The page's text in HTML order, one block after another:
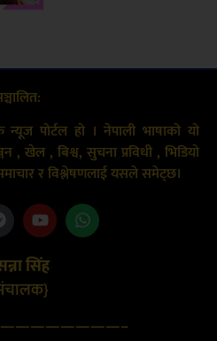
पोर्टल हो । नेपाली भाषाको यो
, खेल , बिश्व, सुचना प्रविधी , भिडियो
र विश्लेषणलाई यसले समेट्छ।
सिंह